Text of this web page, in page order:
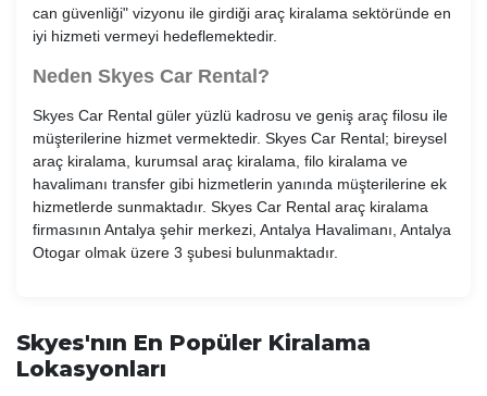
can güvenliği" vizyonu ile girdiği araç kiralama sektöründe en
iyi hizmeti vermeyi hedeflemektedir.
Neden Skyes Car Rental?
Skyes Car Rental güler yüzlü kadrosu ve geniş araç filosu ile
müşterilerine hizmet vermektedir. Skyes Car Rental; bireysel
araç kiralama, kurumsal araç kiralama, filo kiralama ve
havalimanı transfer gibi hizmetlerin yanında müşterilerine ek
hizmetlerde sunmaktadır. Skyes Car Rental araç kiralama
firmasının Antalya şehir merkezi, Antalya Havalimanı, Antalya
Otogar olmak üzere 3 şubesi bulunmaktadır.
Skyes'nın En Popüler Kiralama
Lokasyonları